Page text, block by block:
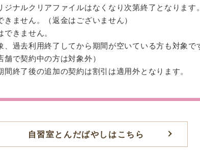
ジナルクリアファイルはなくなり次第終了となります
きません。（返金はございません）
できません。
、過去利用終了してから期間が空いている方も対象で
舗で契約中の方は対象外）
間終了後の追加の契約は割引は適用外となります。
自習室とんだばやしはこちら